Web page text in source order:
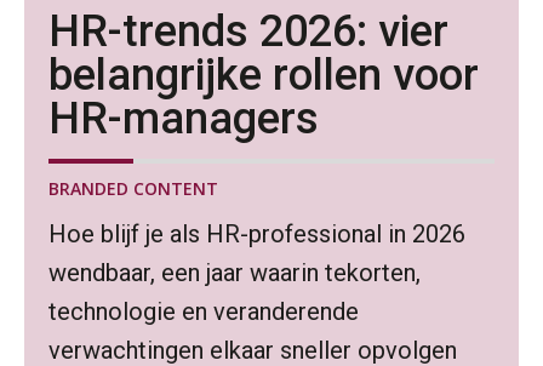
HR-trends 2026: vier
belangrijke rollen voor
HR-managers
BRANDED CONTENT
Hoe blijf je als HR-professional in 2026
wendbaar, een jaar waarin tekorten,
technologie en veranderende
verwachtingen elkaar sneller opvolgen